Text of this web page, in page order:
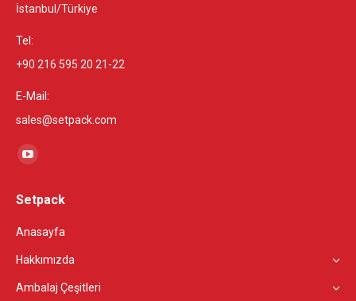
İstanbul/Türkiye
Tel:
+90 216 595 20 21-22
E-Mail:
sales@setpack.com
Find us on:
YouTube
opens
window
Setpack
Anasayfa
Hakkımızda
Ambalaj Çeşitleri